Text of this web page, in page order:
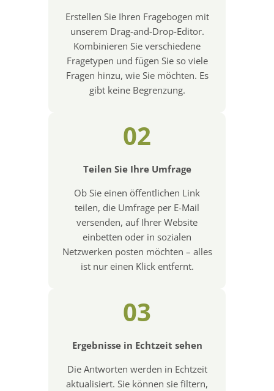
Erstellen Sie Ihren Fragebogen mit
unserem Drag-and-Drop-Editor.
Kombinieren Sie verschiedene
Fragetypen und fügen Sie so viele
Fragen hinzu, wie Sie möchten. Es
gibt keine Begrenzung.
02
Teilen Sie Ihre Umfrage
Ob Sie einen öffentlichen Link
teilen, die Umfrage per E-Mail
versenden, auf Ihrer Website
einbetten oder in sozialen
Netzwerken posten möchten – alles
ist nur einen Klick entfernt.
03
Ergebnisse in Echtzeit sehen
Die Antworten werden in Echtzeit
aktualisiert. Sie können sie filtern,